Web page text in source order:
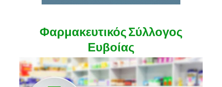
Φαρμακευτικός Σύλλογος
Ευβοίας